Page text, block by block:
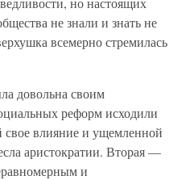
не знали и знать не
всемерно стремилась
довольна своим
реформ исходили
влияние и ущемленной
аристократии. Вторая —
и